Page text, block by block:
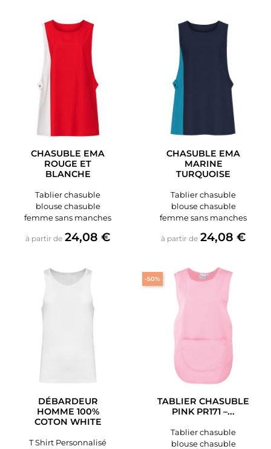
CHASUBLE EMA
ROUGE ET
BLANCHE
Tablier chasuble
blouse chasuble
femme sans manches
à partir de Prix
24,08 €
CHASUBLE EMA
MARINE
TURQUOISE
Tablier chasuble
blouse chasuble
femme sans manches
à partir de Prix
24,08 €
DÉBARDEUR
HOMME 100%
COTON WHITE
T Shirt Personnalisé
TABLIER CHASUBLE
PINK PR171 –...
Tablier chasuble
blouse chasuble
-50%